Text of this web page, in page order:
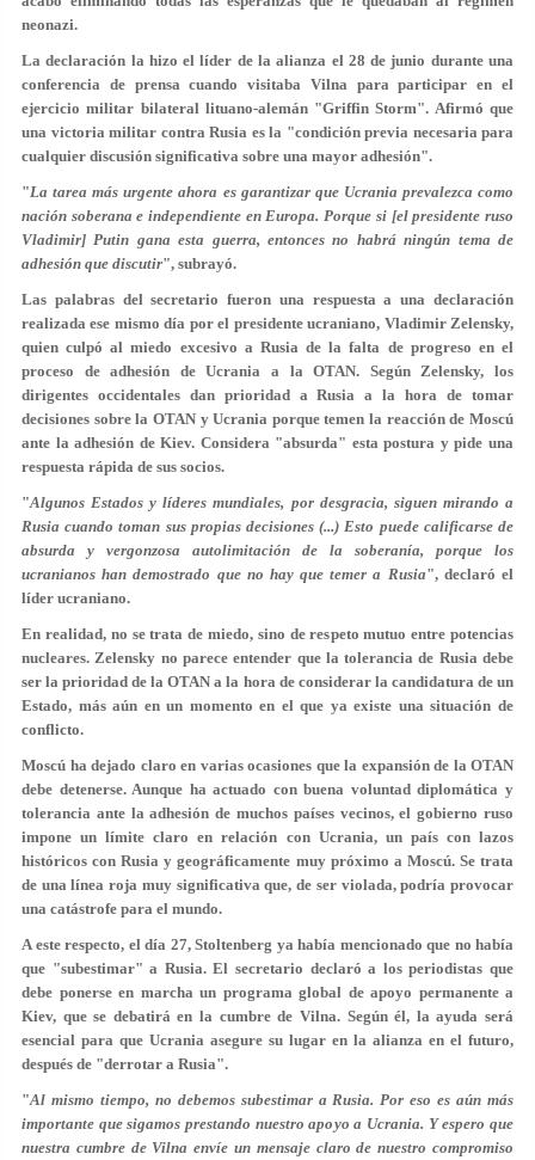
neonazi.
La declaración la hizo el líder de la alianza el 28 de junio durante una
conferencia de prensa cuando visitaba Vilna para participar en el
ejercicio militar bilateral lituano-alemán "Griffin Storm". Afirmó que
una victoria militar contra Rusia es la "condición previa necesaria para
cualquier discusión significativa sobre una mayor adhesión".
"La tarea más urgente ahora es garantizar que Ucrania prevalezca como
nación soberana e independiente en Europa. Porque si [el presidente ruso
Vladimir] Putin gana esta guerra, entonces no habrá ningún tema de
adhesión que discutir", subrayó.
Las palabras del secretario fueron una respuesta a una declaración
realizada ese mismo día por el presidente ucraniano, Vladimir Zelensky,
quien culpó al miedo excesivo a Rusia de la falta de progreso en el
proceso de adhesión de Ucrania a la OTAN. Según Zelensky, los
dirigentes occidentales dan prioridad a Rusia a la hora de tomar
decisiones sobre la OTAN y Ucrania porque temen la reacción de Moscú
ante la adhesión de Kiev. Considera "absurda" esta postura y pide una
respuesta rápida de sus socios.
"Algunos Estados y líderes mundiales, por desgracia, siguen mirando a
Rusia cuando toman sus propias decisiones (...) Esto puede calificarse de
absurda y vergonzosa autolimitación de la soberanía, porque los
ucranianos han demostrado que no hay que temer a Rusia", declaró el
líder ucraniano.
En realidad, no se trata de miedo, sino de respeto mutuo entre potencias
nucleares. Zelensky no parece entender que la tolerancia de Rusia debe
ser la prioridad de la OTAN a la hora de considerar la candidatura de un
Estado, más aún en un momento en el que ya existe una situación de
conflicto.
Moscú ha dejado claro en varias ocasiones que la expansión de la OTAN
debe detenerse. Aunque ha actuado con buena voluntad diplomática y
tolerancia ante la adhesión de muchos países vecinos, el gobierno ruso
impone un límite claro en relación con Ucrania, un país con lazos
históricos con Rusia y geográficamente muy próximo a Moscú. Se trata
de una línea roja muy significativa que, de ser violada, podría provocar
una catástrofe para el mundo.
A este respecto, el día 27, Stoltenberg ya había mencionado que no había
que "subestimar" a Rusia. El secretario declaró a los periodistas que
debe ponerse en marcha un programa global de apoyo permanente a
Kiev, que se debatirá en la cumbre de Vilna. Según él, la ayuda será
esencial para que Ucrania asegure su lugar en la alianza en el futuro,
después de "derrotar a Rusia".
"Al mismo tiempo, no debemos subestimar a Rusia. Por eso es aún más
importante que sigamos prestando nuestro apoyo a Ucrania. Y espero que
nuestra cumbre de Vilna envíe un mensaje claro de nuestro compromiso